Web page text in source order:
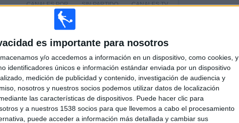
es importante para nosotros
y/o accedemos a información en un dispositivo, como cookies, y
identificadores únicos e información estándar enviada por un dispositivo
medición de publicidad y contenido, investigación de audiencia y
nosotros y nuestros socios podemos utilizar datos de localización
las características de dispositivos. Puede hacer clic para
y a nuestros 1538 socios para que llevemos a cabo el procesamiento
puede acceder a información más detallada y cambiar sus
CANALES TV
SIN PARTIDO
CANALES POR
PARTIDO
TOTAL
3
CANALES
TOTAL
90
Total equipos
equipos por nº de partidos en abierto